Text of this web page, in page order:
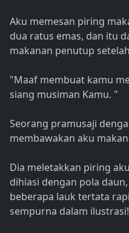
Aku memesan piring
dua ratus emas, dan itu
makanan penutup
"Maaf membuat kamu
siang musiman Kamu. "
Seorang pramusaji
membawakan aku
Dia meletakkan piring
dihiasi dengan pola
beberapa lauk tertata
sempurna dalam ilustrasi!